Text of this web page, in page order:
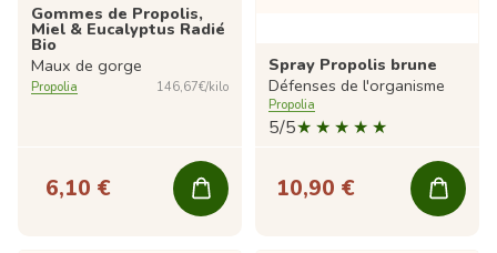
Gommes de Propolis,
Miel & Eucalyptus Radié
Bio
Maux de gorge
Propolia 146,67€/kilo
6,10 €
Spray Propolis brune
Défenses de l'organisme
Propolia
5/5
10,90 €